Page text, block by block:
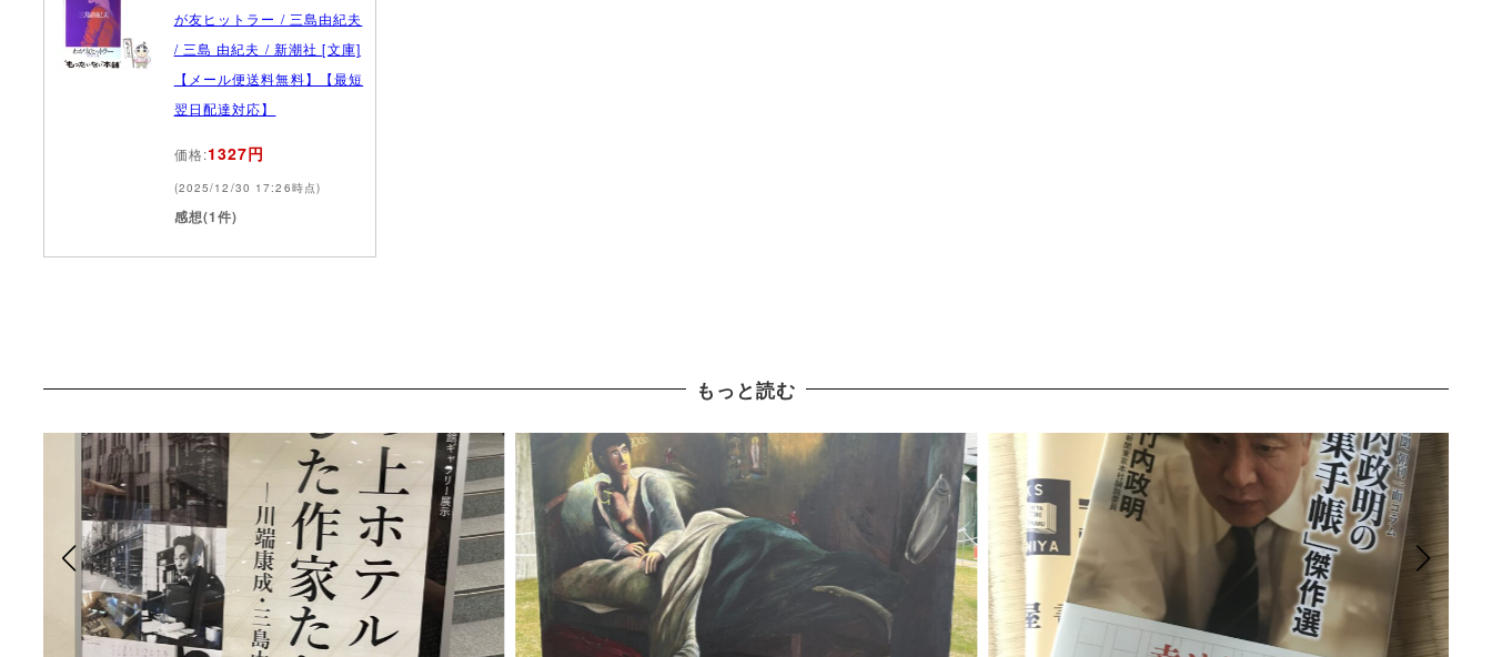
が友ヒットラー / 三島由紀夫
/ 三島 由紀夫 / 新潮社 [文庫]
【メール便送料無料】【最短
翌日配達対応】
価格:1327円
(2025/12/30 17:26時点)
感想(1件)
もっと読む